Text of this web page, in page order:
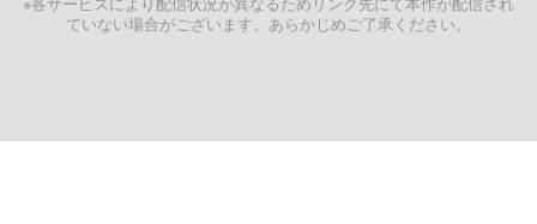
ていない場合がございます。あらかじめご了承ください。